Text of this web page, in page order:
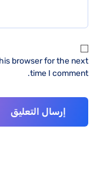
browser for the next
time I comment.